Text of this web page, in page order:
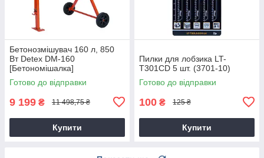
Бетонозмішувач 160 л, 850
Вт Detex DM-160
[Бетономішалка]
Готово до відправки
9 199 ₴ 11 498,75 ₴
Купити
Пилки для лобзика LT-
T301CD 5 шт. (3701-10)
Готово до відправки
100 ₴ 125 ₴
Купити